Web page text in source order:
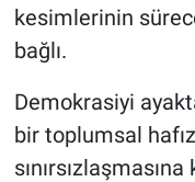
kesimlerinin
bağlı.
Demokrasiyi
bir toplumsal